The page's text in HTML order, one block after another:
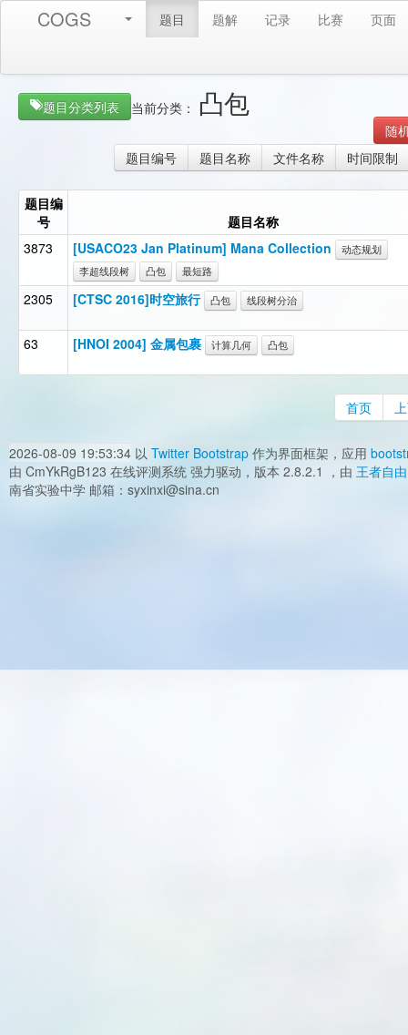
COGS 题目 题解 记录 比赛 页面
题目分类列表 当前分类： 凸包
随
题目编号
题目名称 文件名称 时间限制
题目编
号
题目名称
3873
[USACO23 Jan Platinum] Mana Collection
动态规划
李超线段树
凸包 最短路
2305 [CTSC 2016]时空旅行 凸包 线段树分治
63 [HNOI 2004] 金属包裹 计算几何 凸包
首页
2026-08-09 19:53:34 以 Twitter Bootstrap 作为界面框架，应用
由 CmYkRgB123 在线评测系统 强力驱动，版本 2.8.2.1 ，由 王者自由
南省实验中学 邮箱：syxinxi@sina.cn